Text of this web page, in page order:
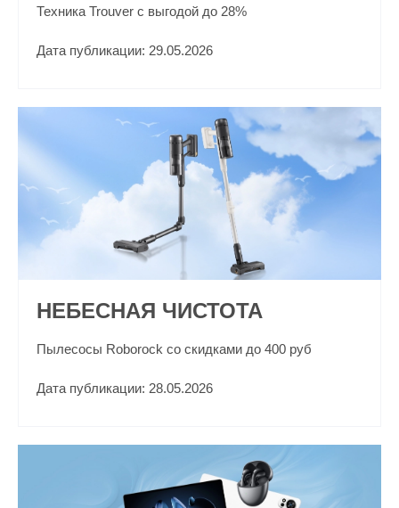
Техника Trouver с выгодой до 28%
Дата публикации: 29.05.2026
НЕБЕСНАЯ ЧИСТОТА
Пылесосы Roborock со скидками до 400 руб
Дата публикации: 28.05.2026